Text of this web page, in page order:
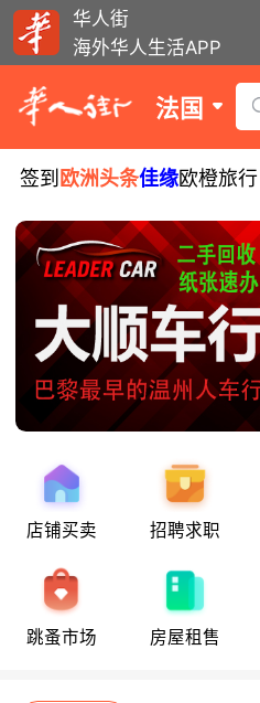
华人街
海外华人生活APP
法国
签到 欧洲头条佳缘欧橙旅行
店铺买卖 招聘求职
跳蚤市场 房屋租售